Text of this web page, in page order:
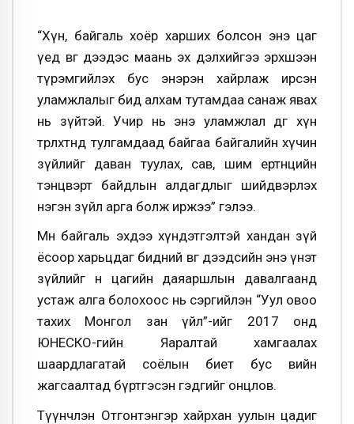
“Хүн, байгаль хоёр харших болсон энэ цаг
үед өвөг дээдэс маань эх дэлхийгээ эрхшээн
түрэмгийлэх бус энэрэн хайрлаж ирсэн
уламжлалыг бид алхам тутамдаа санаж явах
нь зүйтэй. Учир нь энэ уламжлал өдгөө хүн
төрөлхтөнд тулгамдаад байгаа байгалийн хүчин
зүйлийг даван туулах, сав, шим ертөнцийн
тэнцвэрт байдлын алдагдлыг шийдвэрлэх
нэгэн зүйл арга болж иржээ” гэлээ.
Мөн байгаль эхдээ хүндэтгэлтэй хандан зүй
ёсоор харьцдаг бидний өвөг дээдсийн энэ үнэт
зүйлийг өнөө цагийн даяаршлын давалгаанд
устаж алга болохоос нь сэргийлэн “Уул овоо
тахих Монгол зан үйл”-ийг 2017 онд
ЮНЕСКО-гийн Яаралтай хамгаалах
шаардлагатай соёлын биет бус өвийн
жагсаалтад бүртгэсэн гэдгийг онцлов.
Түүнчлэн Отгонтэнгэр хайрхан уулын цадиг